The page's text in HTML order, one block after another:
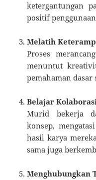
ketergantungan
positif
Melatih
Proses
menuntut
pemahaman
Belajar
Murid bekerja
konsep,
hasil karya
sama juga
Menghubungkan